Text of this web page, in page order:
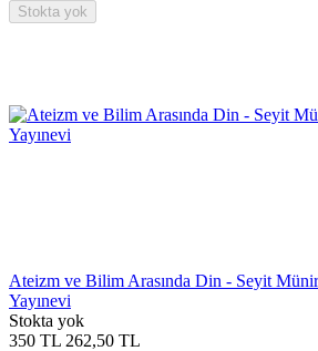
Stokta yok
Ateizm ve Bilim Arasında Din - Seyit
Yayınevi
Stokta yok
350 TL 262,50 TL